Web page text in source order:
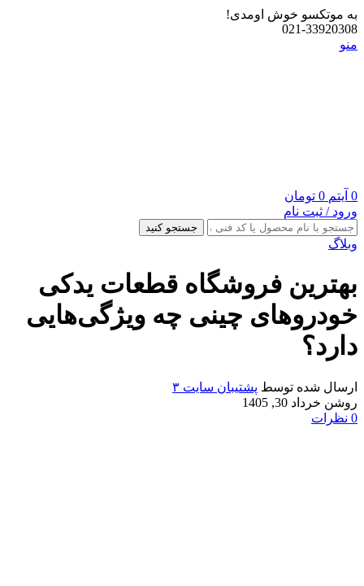
به موتکسو خوش اومدی!
021-33920308
منو
0 آیتم 0 تومان
ورود / ثبت نام
جستجو کنید
وبلاگ
بهترین فروشگاه قطعات یدکی
خودروهای چینی چه ویژگی‌هایی
دارد؟
ارسال شده توسط پشتیبان سایت ۳
روشن خرداد 30, 1405
0 نظرات